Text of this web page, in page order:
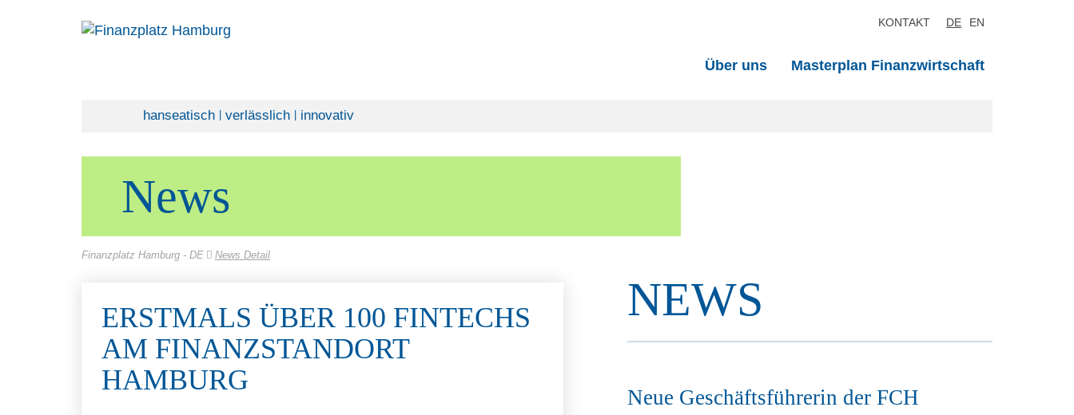
KONTAKT DE EN
Über uns Masterplan Finanzwirtschaft
hanseatisch verlässlich innovativ
News
Finanzplatz Hamburg - DE News Detail
ERSTMALS ÜBER 100 FINTECHS
AM FINANZSTANDORT
HAMBURG
NEWS
Neue Geschäftsführerin der FCH